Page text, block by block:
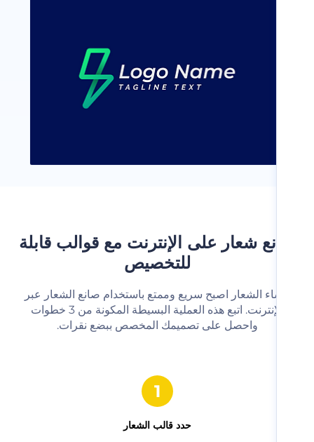
شعار على الإنترنت مع قوالب قابلة
للتخصيص
الشعار اصبح سريع وممتع باستخدام صانع الشعار عبر
الإنترنت. اتبع هذه العملية البسيطة المكونة من 3 خطوات
واحصل على تصميمك المخصص ببضع نقرات.‬
حدد قالب الشعار